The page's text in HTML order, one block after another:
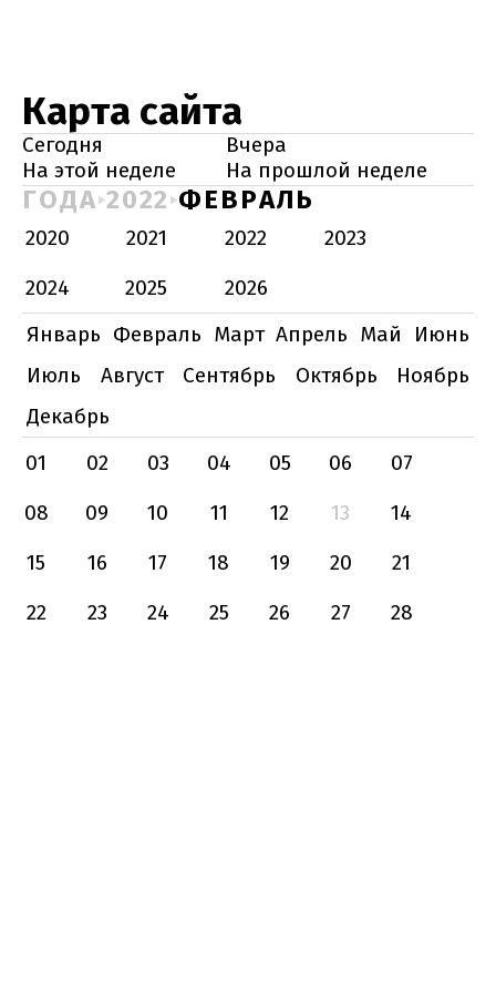
Карта сайта
Сегодня
Вчера
На этой неделе
На прошлой неделе
ГОДА 2022 ФЕВРАЛЬ
2020 2021 2022
2023
2024
2025
2026
Январь Февраль Март Апрель Май
Июнь
Июль
Август Сентябрь Октябрь
Ноябрь
Декабрь
01
02 03 04 05 06
07
08
09 10 11 12 13
14
15
16 17 18 19 20
21
22
23 24 25 26 27 28